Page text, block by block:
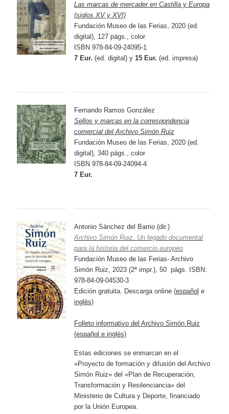
Las marcas de mercader en Castilla y Europa
(siglos XV y XVI)
Fundación Museo de las Ferias, 2020 (ed.
digital), 127 págs., color
ISBN 978-84-09-24095-1
7 Eur. (ed. digital) y 15 Eur. (ed. impresa)
Fernando Ramos González
Sellos y marcas en la correspondencia
comercial del Archivo Simón Ruiz
Fundación Museo de las Ferias, 2020 (ed.
digital), 340 págs., color
ISBN 978-84-09-24094-4
7 Eur.
Antonio Sánchez del Barrio (dir.)
Archivo Simón Ruiz. Un legado documental
para la historia del comercio europeo
Fundación Museo de las Ferias- Archivo
Simón Ruiz, 2023 (2ª impr.), 50 págs. ISBN:
978-84-09-04530-3
Edición gratuita. Descarga online (español e
inglés)
Folleto informativo del Archivo Simón Ruiz
(español e inglés)
Estas ediciones se enmarcan en el
«Proyecto de formación y difusión del Archivo
Simón Ruiz» del «Plan de Recuperación,
Transformación y Resilenciancia» del
Ministerio de Cultura y Deporte, financiado
por la Unión Europea.